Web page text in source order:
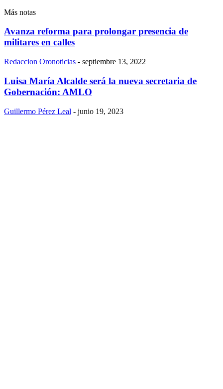
Más notas
Avanza reforma para prolongar presencia de
militares en calles
Redaccion Oronoticias - septiembre 13, 2022
Luisa María Alcalde será la nueva secretaria de
Gobernación: AMLO
Guillermo Pérez Leal - junio 19, 2023